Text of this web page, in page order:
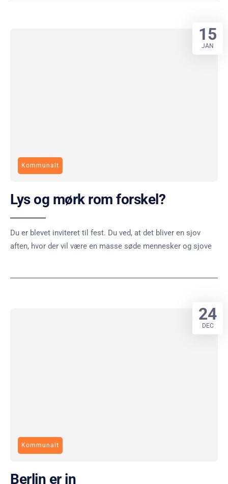
Kommunalt
Lys og mørk rom forskel?
Du er blevet inviteret til fest. Du ved, at det bliver en sjov
aften, hvor der vil være en masse søde mennesker og sjove
15
JAN
Kommunalt
Berlin er in
24
DEC